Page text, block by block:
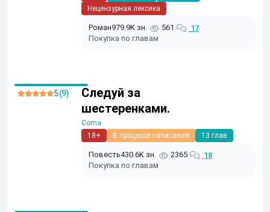
Нецензурная лексика
Роман979.9K зн. 561
17
Покупка по главам
Следуй за
шестеренками.
Coma
18+
В процессе написания 13 глав
Повесть430.6K зн. 2365
18
Покупка по главам
5 (9)